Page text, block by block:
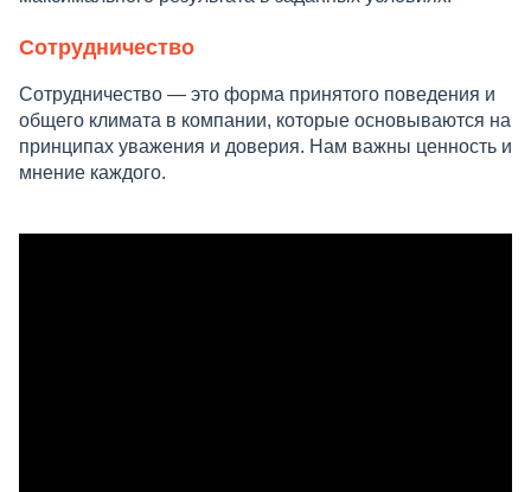
Сотрудничество
Сотрудничество — это форма принятого поведения и
общего климата в компании, которые основываются на
принципах уважения и доверия. Нам важны ценность и
мнение каждого.